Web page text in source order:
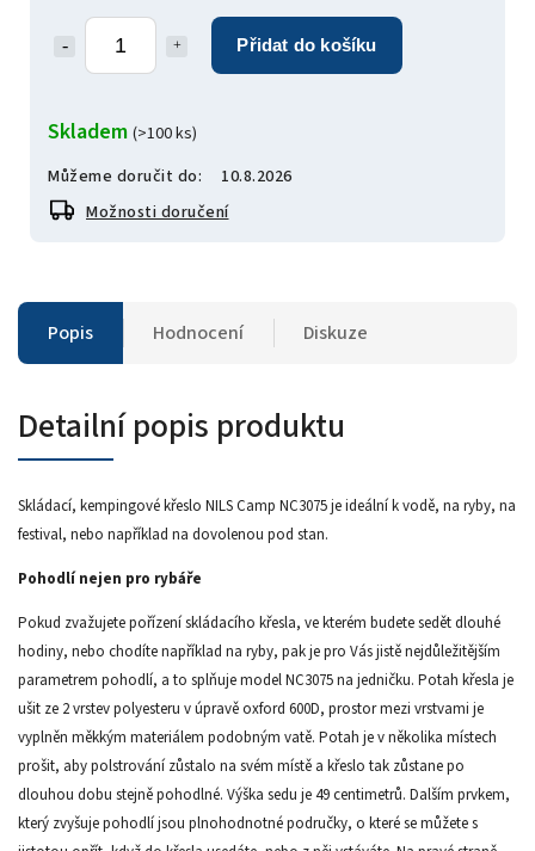
Přidat do košíku
Skladem (>100 ks)
Můžeme doručit do:
10.8.2026
Možnosti doručení
Popis Hodnocení Diskuze
Detailní popis produktu
Skládací, kempingové křeslo NILS Camp NC3075 je ideální k vodě, na ryby, na
festival, nebo například na dovolenou pod stan.
Pohodlí nejen pro rybáře
Pokud zvažujete pořízení skládacího křesla, ve kterém budete sedět dlouhé
hodiny, nebo chodíte například na ryby, pak je pro Vás jistě nejdůležitějším
parametrem pohodlí, a to splňuje model NC3075 na jedničku. Potah křesla je
ušit ze 2 vrstev polyesteru v úpravě oxford 600D, prostor mezi vrstvami je
vyplněn měkkým materiálem podobným vatě. Potah je v několika místech
prošit, aby polstrování zůstalo na svém místě a křeslo tak zůstane po
dlouhou dobu stejně pohodlné. Výška sedu je 49 centimetrů. Dalším prvkem,
který zvyšuje pohodlí jsou plnohodnotné područky, o které se můžete s